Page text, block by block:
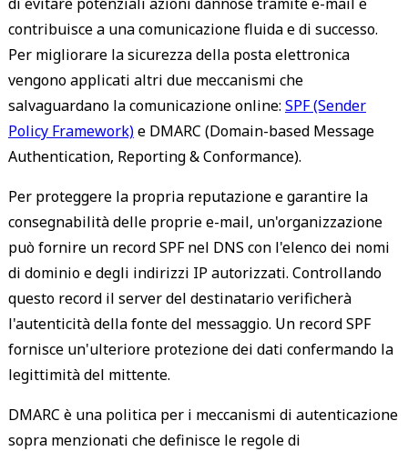
contribuisce a una comunicazione fluida e di successo.
Per migliorare la sicurezza della posta elettronica
vengono applicati altri due meccanismi che
salvaguardano la comunicazione online: SPF (Sender
Policy Framework)e DMARC (Domain-based Message
Authentication, Reporting & Conformance).
Per proteggere la propria reputazione e garantire la
consegnabilità delle proprie e-mail, un'organizzazione
può fornire un record SPF nel DNS con l'elenco dei nomi
di dominio e degli indirizzi IP autorizzati. Controllando
questo record il server del destinatario verificherà
l'autenticità della fonte del messaggio. Un record SPF
fornisce un'ulteriore protezione dei dati confermando la
legittimità del mittente.
DMARC è una politica per i meccanismi di autenticazione
sopra menzionati che definisce le regole di